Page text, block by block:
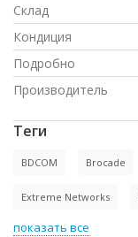
Склад
Кондиция
Подробно
Производитель
Теги
BDCOM Brocade
Extreme Networks
показать все